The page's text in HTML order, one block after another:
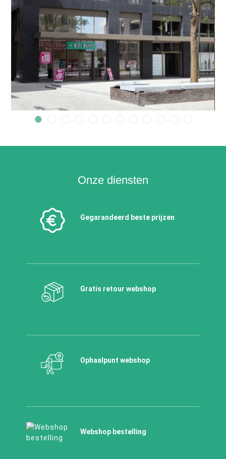
Onze diensten
Gegarandeerd beste prijzen
Gratis retour webshop
Ophaalpunt webshop
Webshop bestelling